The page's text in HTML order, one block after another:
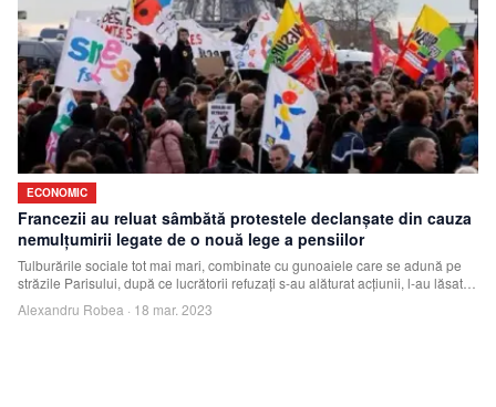
ECONOMIC
Francezii au reluat sâmbătă protestele declanşate din cauza
nemulţumirii legate de o nouă lege a pensiilor
Tulburările sociale tot mai mari, combinate cu gunoaiele care se adună pe
străzile Parisului, după ce lucrătorii refuzaţi s-au alăturat acţiunii, l-au lăsat
Alexandru Robea · 18 mar. 2023